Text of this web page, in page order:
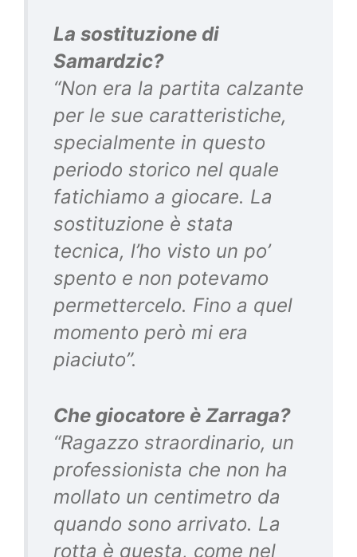
La sostituzione di
Samardzic?
“Non era la partita calzante
per le sue caratteristiche,
specialmente in questo
periodo storico nel quale
fatichiamo a giocare. La
sostituzione è stata
tecnica, l’ho visto un po’
spento e non potevamo
permettercelo. Fino a quel
momento però mi era
piaciuto”.
Che giocatore è Zarraga?
“Ragazzo straordinario, un
professionista che non ha
mollato un centimetro da
quando sono arrivato. La
rotta è questa, come nel